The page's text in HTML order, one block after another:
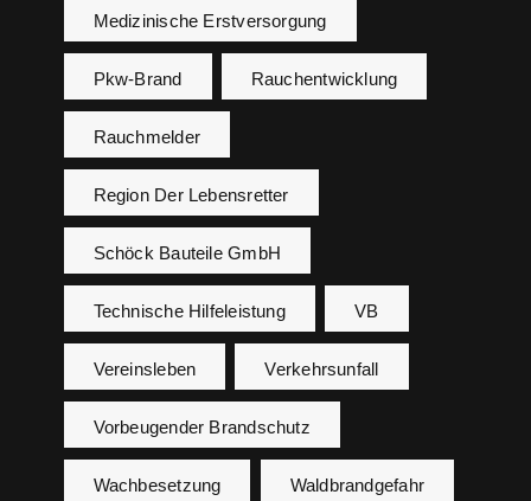
Medizinische Erstversorgung
Pkw-Brand Rauchentwicklung
Rauchmelder
Region Der Lebensretter
Schöck Bauteile GmbH
Technische Hilfeleistung VB
Vereinsleben Verkehrsunfall
Vorbeugender Brandschutz
Wachbesetzung Waldbrandgefahr